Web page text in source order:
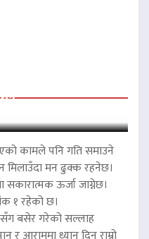
गते बिहीवारको
कामले पनि गति समाउने
मन ढुक्क रहनेछ।
सकारात्मक ऊर्जा जाग्नेछ।
१ रहेको छ।
बसेर गरेको सल्लाह